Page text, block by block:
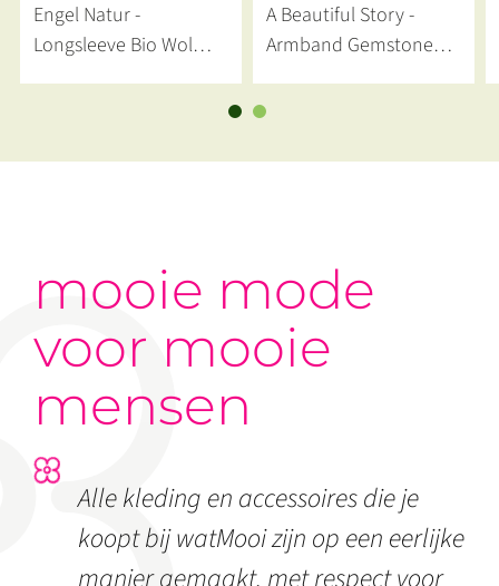
Engel Natur -
Longsleeve Bio Wol
A Beautiful Story -
Armband Gemstone
mooie mode
voor mooie
mensen
Alle kleding en accessoires die je
koopt bij watMooi zijn op een eerlijke